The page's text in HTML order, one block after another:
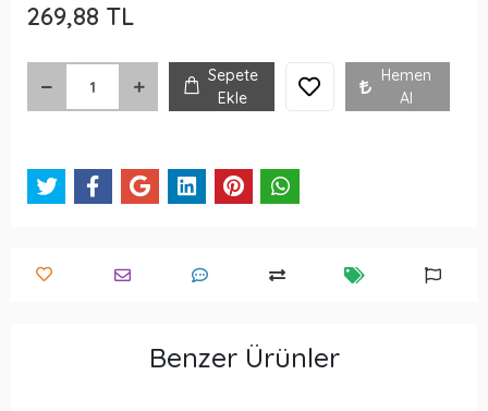
269,88 TL
Sepete
Ekle
Hemen
Al
Benzer Ürünler